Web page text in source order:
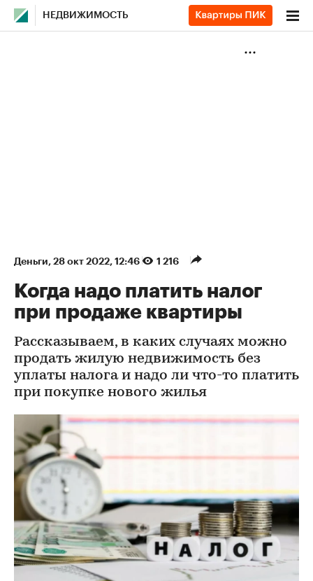
НЕДВИЖИМОСТЬ
Деньги⁠, 28 окт 2022, 12:46 1 216
Когда надо платить налог
при продаже квартиры
Рассказываем, в каких случаях можно
продать жилую недвижимость без
уплаты налога и надо ли что-то платить
при покупке нового жилья